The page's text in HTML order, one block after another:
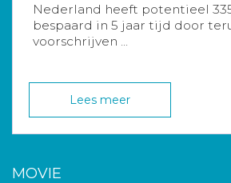
Nederland heeft potentieel
bespaard in 5 jaar tijd door
voorschrijven ...
Lees meer
MOVIE